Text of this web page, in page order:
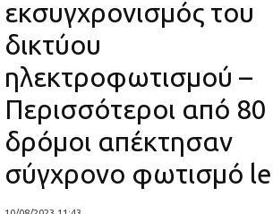
εκσυγχρονισμός του
δικτύου
ηλεκτροφωτισμού –
Περισσότεροι από 80
δρόμοι απέκτησαν
σύγχρονο φωτισμό